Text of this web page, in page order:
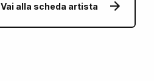
Vai alla scheda artista